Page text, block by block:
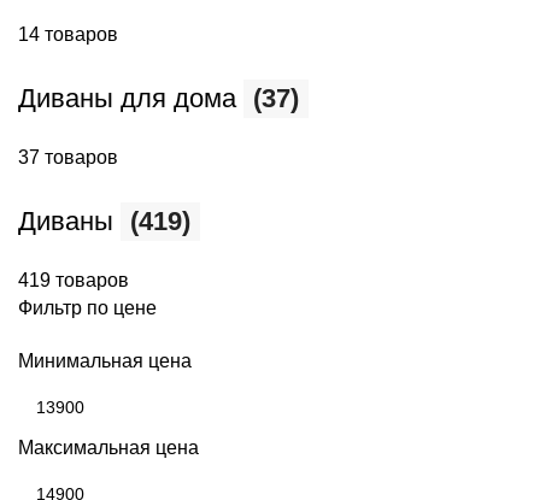
14 товаров
Диваны для дома (37)
37 товаров
Диваны (419)
419 товаров
Фильтр по цене
Минимальная цена
Максимальная цена